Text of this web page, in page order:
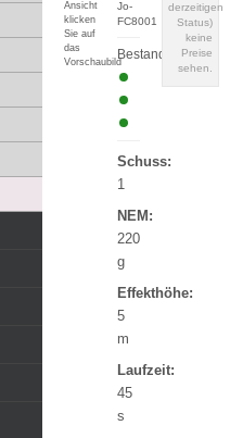
Ansicht
klicken
Sie auf
das
Vorschaubild
derzeitigen
Status)
keine
Preise
sehen.
Jo-
FC8001
Bestand:
Schuss:
1
NEM:
220
g
Effekthöhe:
5
m
Laufzeit:
45
s